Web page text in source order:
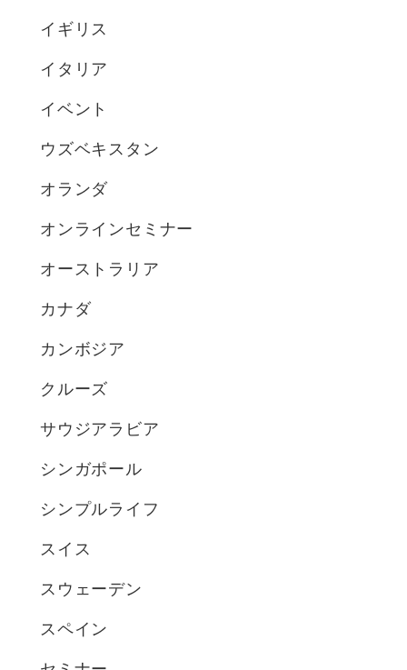
イギリス
イタリア
イベント
ウズベキスタン
オランダ
オンラインセミナー
オーストラリア
カナダ
カンボジア
クルーズ
サウジアラビア
シンガポール
シンプルライフ
スイス
スウェーデン
スペイン